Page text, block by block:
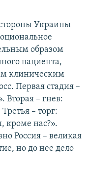
Украины
образом
пациента,
клиническим
Первая стадия –
Вторая – гнев:
– торг:
нас?».
Россия – великая
но до нее дело